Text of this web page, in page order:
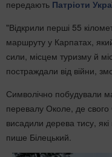
передають Патріоти
"Відкрили перші 55
маршруту у Карпатах,
сили, місцем туризму й
постраждали від війни,
Символічно побудували
перевалу Околе, де
висадили дерева тису,
пише Білецький.